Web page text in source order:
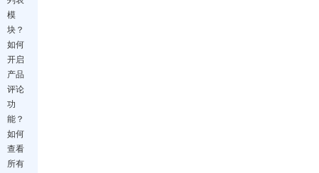
模
块？
如何
开启
产品
评论
功
能？
如何
查看
所有